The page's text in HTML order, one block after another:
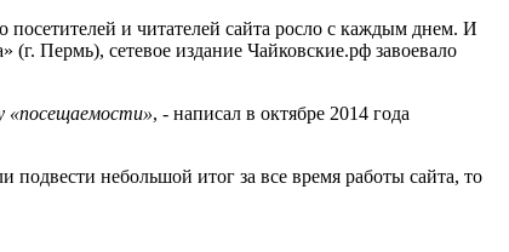
посетителей и читателей сайта росло с каждым днем. И
Пермь), сетевое издание Чайковские.рф завоевало
«посещаемости», - написал в октябре 2014 года
подвести небольшой итог за все время работы сайта, то